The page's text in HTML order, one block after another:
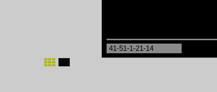
41-51-1-21-14